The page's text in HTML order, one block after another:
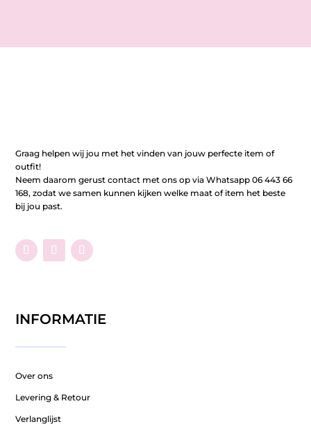
Graag helpen wij jou met het vinden van jouw perfecte item of
outfit!
Neem daarom gerust contact met ons op via Whatsapp 06 443 66
168, zodat we samen kunnen kijken welke maat of item het beste
bij jou past.
INFORMATIE
Over ons
Levering & Retour
Verlanglijst